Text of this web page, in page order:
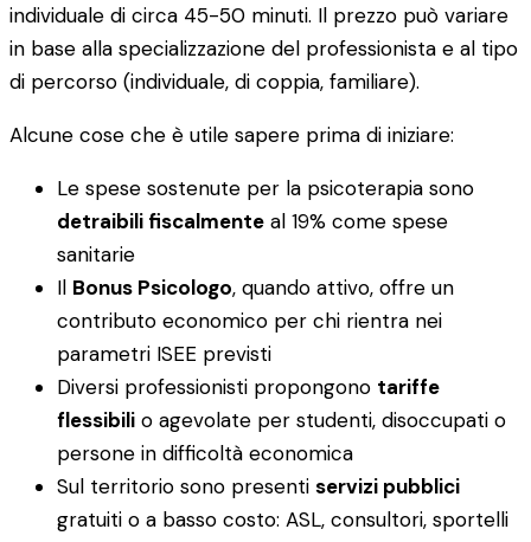
individuale di circa 45-50 minuti. Il prezzo può variare
in base alla specializzazione del professionista e al tipo
di percorso (individuale, di coppia, familiare).
Alcune cose che è utile sapere prima di iniziare:
Le spese sostenute per la psicoterapia sono
detraibili fiscalmente al 19% come spese
sanitarie
Il Bonus Psicologo, quando attivo, offre un
contributo economico per chi rientra nei
parametri ISEE previsti
Diversi professionisti propongono tariffe
flessibili o agevolate per studenti, disoccupati o
persone in difficoltà economica
Sul territorio sono presenti servizi pubblici
gratuiti o a basso costo: ASL, consultori, sportelli